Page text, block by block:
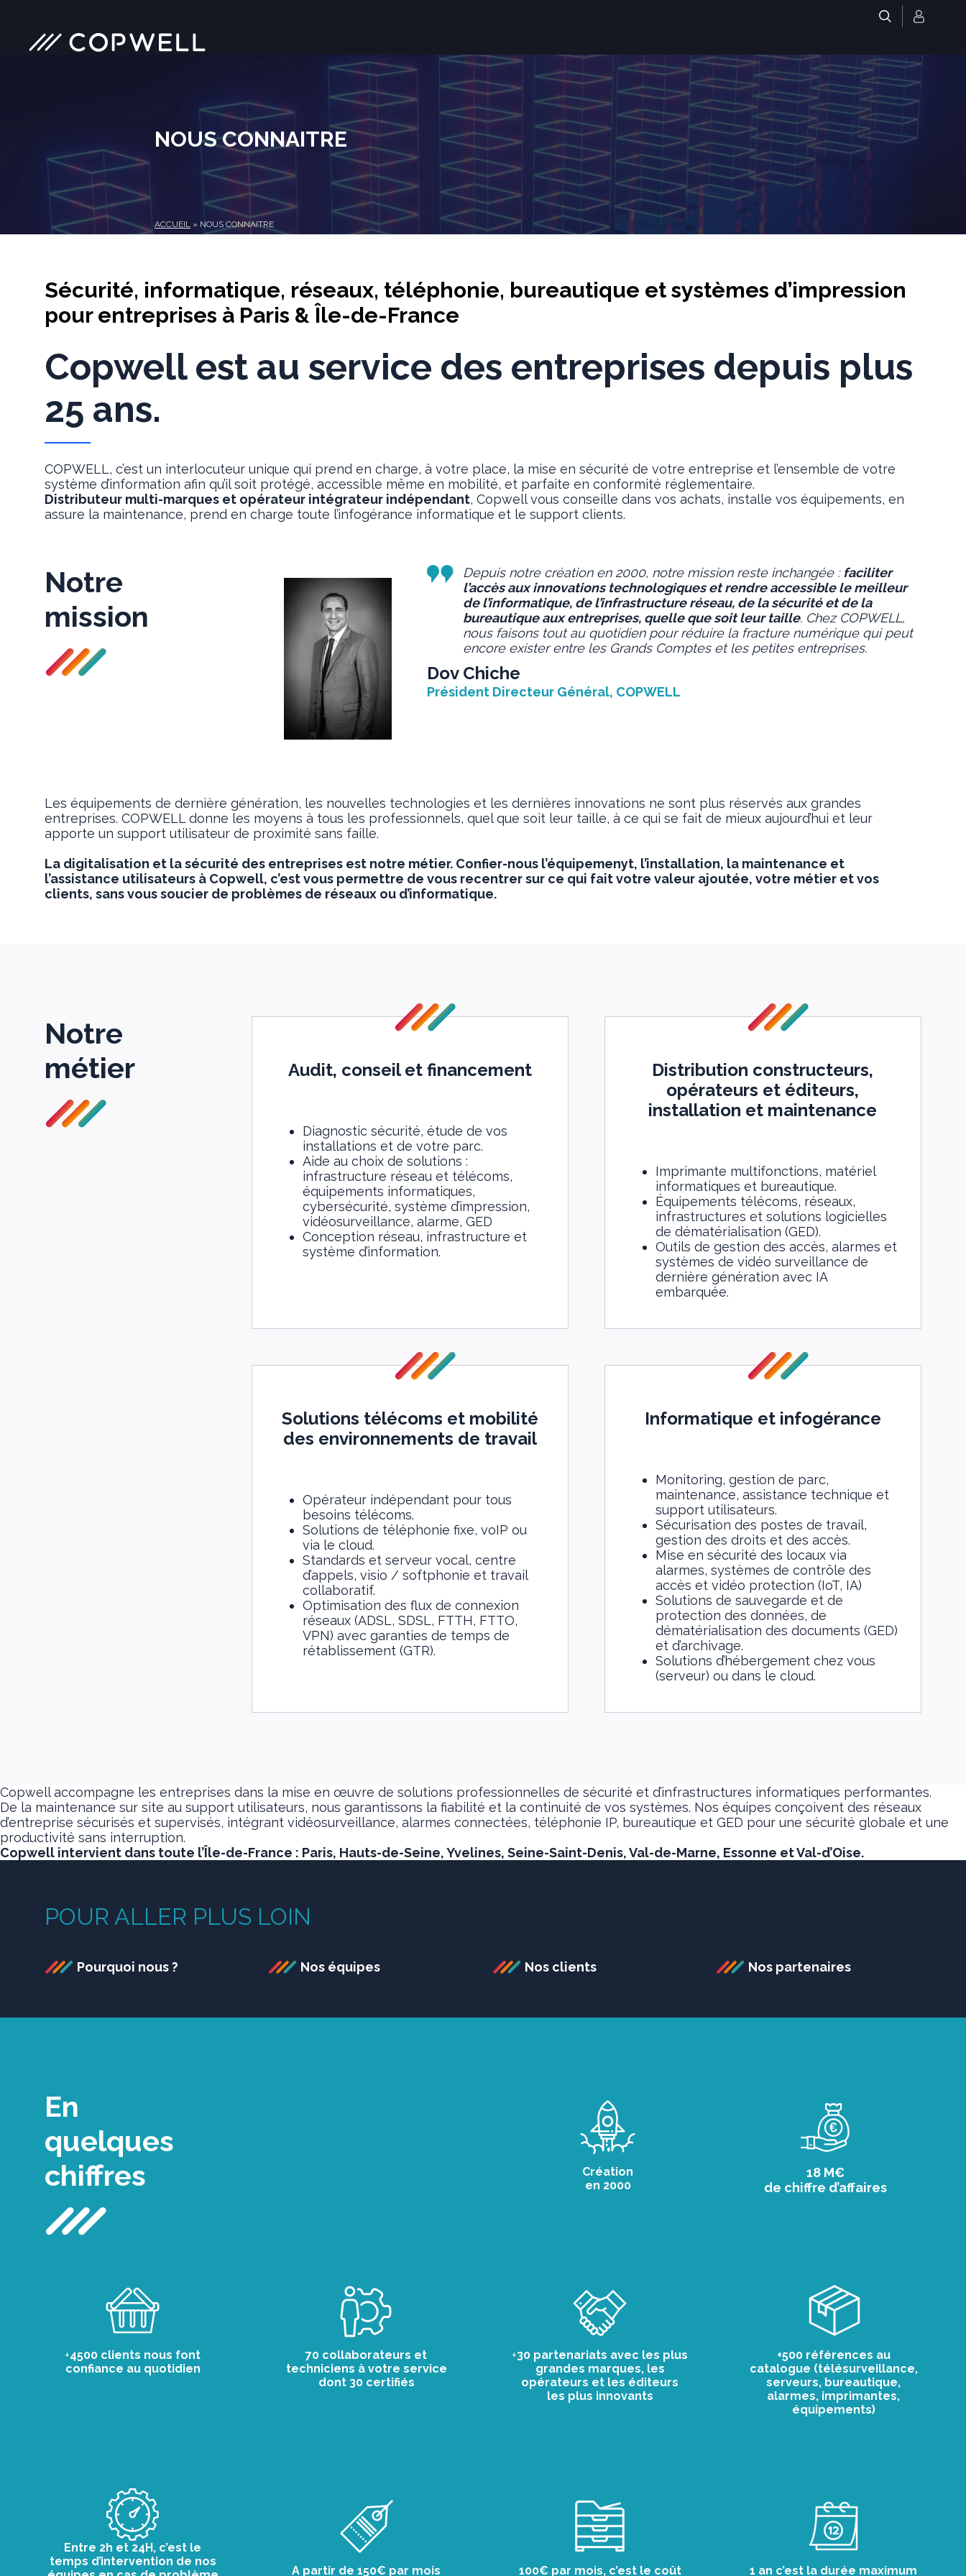
content
.
NOUS CONNAITRE
ACCUEIL » NOUS CONNAITRE
Sécurité, informatique, réseaux, téléphonie, bureautique et systèmes d’impression
pour entreprises à Paris & Île-de-France
Copwell est au service des entreprises depuis plus
25 ans.
COPWELL, c’est un interlocuteur unique qui prend en charge, à votre place, la mise en sécurité de votre entreprise et l’ensemble de votre
système d’information afin qu’il soit protégé, accessible même en mobilité, et parfaite en conformité réglementaire.
Distributeur multi-marques et opérateur intégrateur indépendant, Copwell vous conseille dans vos achats, installe vos équipements, en
assure la maintenance, prend en charge toute l’infogérance informatique et le support clients.
Notre
mission
Depuis notre création en 2000, notre mission reste inchangée :faciliter
l’accès aux innovations technologiques et rendre accessible le meilleur
de l’informatique, de l’infrastructure réseau, de la sécurité et de la
bureautique aux entreprises, quelle que soit leur taille. Chez COPWELL,
nous faisons tout au quotidien pour réduire la fracture numérique qui peut
encore exister entre les Grands Comptes et les petites entreprises.
Dov Chiche
Président Directeur Général, COPWELL
Les équipements de dernière génération, les nouvelles technologies et les dernières innovations ne sont plus réservés aux grandes
entreprises. COPWELL donne les moyens à tous les professionnels, quel que soit leur taille, à ce qui se fait de mieux aujourd’hui et leur
apporte un support utilisateur de proximité sans faille.
La digitalisation et la sécurité des entreprises est notre métier. Confier-nous l’équipemenyt, l’installation, la maintenance et
l’assistance utilisateurs à Copwell, c’est vous permettre de vous recentrer sur ce qui fait votre valeur ajoutée, votre métier et vos
clients, sans vous soucier de problèmes de réseaux ou d’informatique.
Notre
métier
Audit, conseil et financement
Diagnostic sécurité, étude de vos
installations et de votre parc.
Aide au choix de solutions :
infrastructure réseau et télécoms,
équipements informatiques,
cybersécurité, système d’impression,
vidéosurveillance, alarme, GED
Conception réseau, infrastructure et
système d’information.
Distribution constructeurs,
opérateurs et éditeurs,
installation et maintenance
Imprimante multifonctions, matériel
informatiques et bureautique.
Équipements télécoms, réseaux,
infrastructures et solutions logicielles
de dématérialisation (GED).
Outils de gestion des accès, alarmes et
systèmes de vidéo surveillance de
dernière génération avec IA
embarquée.
Solutions télécoms et mobilité
des environnements de travail
Opérateur indépendant pour tous
besoins télécoms.
Solutions de téléphonie fixe, voIP ou
via le cloud.
Standards et serveur vocal, centre
d’appels, visio / softphonie et travail
collaboratif.
Optimisation des flux de connexion
réseaux (ADSL, SDSL, FTTH, FTTO,
VPN) avec garanties de temps de
rétablissement (GTR).
Informatique et infogérance
Monitoring, gestion de parc,
maintenance, assistance technique et
support utilisateurs.
Sécurisation des postes de travail,
gestion des droits et des accès.
Mise en sécurité des locaux via
alarmes, systèmes de contrôle des
accès et vidéo protection (IoT, IA)
Solutions de sauvegarde et de
protection des données, de
dématérialisation des documents (GED)
et d’archivage.
Solutions d’hébergement chez vous
(serveur) ou dans le cloud.
Copwell accompagne les entreprises dans la mise en œuvre de solutions professionnelles de sécurité et d’infrastructures informatiques performantes.
De la maintenance sur site au support utilisateurs, nous garantissons la fiabilité et la continuité de vos systèmes. Nos équipes conçoivent des réseaux
d’entreprise sécurisés et supervisés, intégrant vidéosurveillance, alarmes connectées, téléphonie IP, bureautique et GED pour une sécurité globale et une
productivité sans interruption.
Copwell intervient dans toute l’Île-de-France : Paris, Hauts-de-Seine, Yvelines, Seine-Saint-Denis, Val-de-Marne, Essonne et Val-d’Oise.
POUR ALLER PLUS LOIN
Pourquoi nous ? Nos équipes Nos clients Nos partenaires
En
quelques
chiffres
Création
en 2000
18 M€
de chiffre d’affaires
+4500 clients nous font
confiance au quotidien
70 collaborateurs et
techniciens à votre service
dont 30 certifiés
+30 partenariats avec les plus
grandes marques, les
opérateurs et les éditeurs
les plus innovants
+500 références au
catalogue (télésurveillance,
serveurs, bureautique,
alarmes, imprimantes,
équipements)
Entre 2h et 24H, c’est le
temps d’intervention de nos
A partir de 150€ par mois 100€ par mois, c’est le coût 1 an c’est la durée maximum